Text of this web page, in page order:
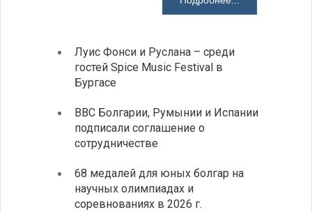
Луис Фонси и Руслана – среди
гостей Spice Music Festival в
Бургасе
ВВС Болгарии, Румынии и Испании
подписали соглашение о
сотрудничестве
68 медалей для юных болгар на
научных олимпиадах и
соревнованиях в 2026 г.